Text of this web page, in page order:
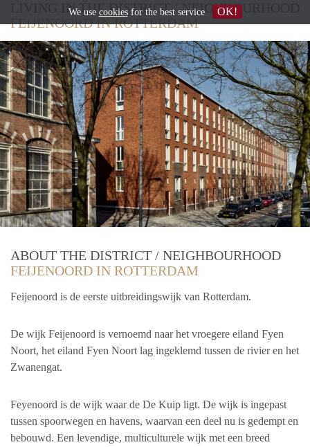
LIVING IN THE DISTRICT / NEIGHBOURHOOD
FEIJENOORD IN ROTTERDAM
ABOUT THE DISTRICT / NEIGHBOURHOOD
FEIJENOORD IN ROTTERDAM
Feijenoord is de eerste uitbreidingswijk van Rotterdam.
De wijk Feijenoord is vernoemd naar het vroegere eiland Fyen
Noort, het eiland Fyen Noort lag ingeklemd tussen de rivier en het
Zwanengat.
Feyenoord is de wijk waar de De Kuip ligt. De wijk is ingepast
tussen spoorwegen en havens, waarvan een deel nu is gedempt en
bebouwd. Een levendige, multiculturele wijk met een breed
We use cookiesfor the best service OK!